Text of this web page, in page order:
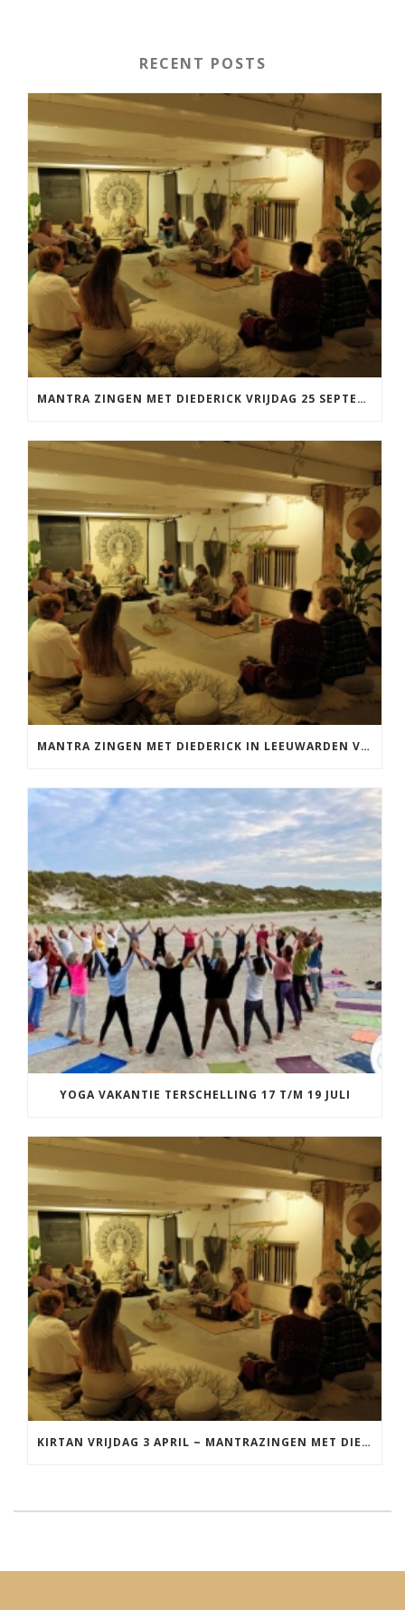
RECENT POSTS
MANTRA ZINGEN MET DIEDERICK VRIJDAG 25 SEPTEMBER EN 20 NOVEMBER
MANTRA ZINGEN MET DIEDERICK IN LEEUWARDEN VRIJDAG 12 JUNI KIRTAN
YOGA VAKANTIE TERSCHELLING 17 T/M 19 JULI
KIRTAN VRIJDAG 3 APRIL ~ MANTRAZINGEN MET DIEDERICK IN LEEUWARDEN